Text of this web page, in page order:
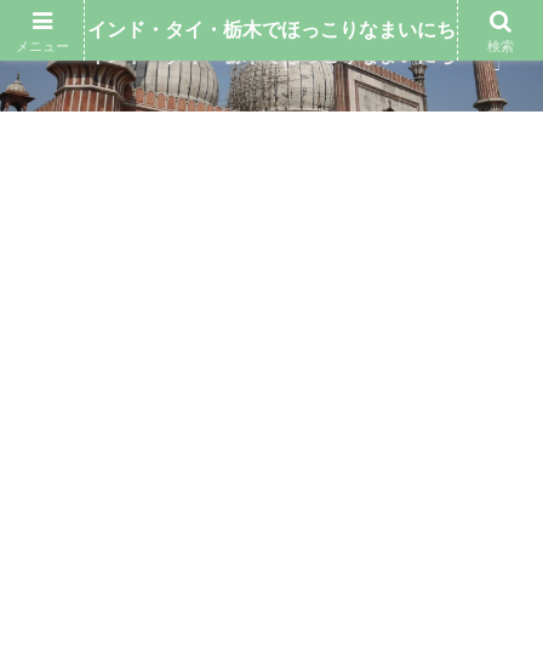
メニュー
インド・タイ・栃木でほっこりなまいにち
検索